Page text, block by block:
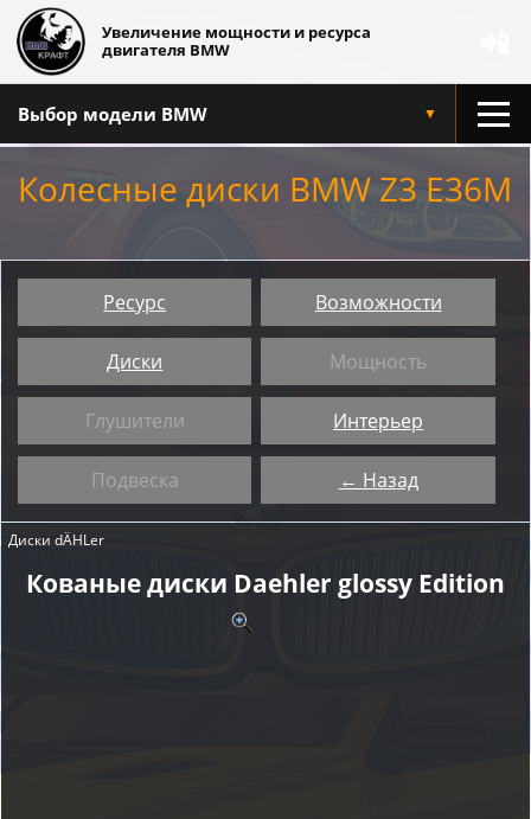
Увеличение мощности и ресурса
двигателя BMW
Выбор модели BMW ▼
Колесные диски BMW Z3 E36M
Ресурс Возможности
Диски Мощность
Глушители Интерьер
Подвеска ← Назад
Диски dÄHLer
Кованые диски Daehler glossy Edition